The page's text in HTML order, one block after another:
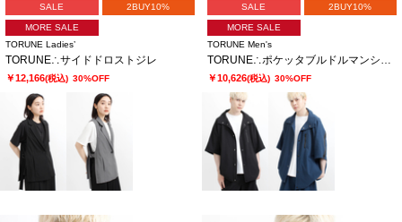
SALE 2BUY10%
MORE SALE
TORUNE Ladies’
TORUNE∴サイドドロストジレ
￥12,166(税込) 30%OFF
SALE 2BUY10%
MORE SALE
TORUNE Men's
￥10,626(税込) 30%OFF